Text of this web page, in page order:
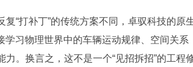
“打补丁”的传统方案不同，卓驭科技的原
习物理世界中的车辆运动规律、空间关系
。换言之，这不是一个“见招拆招”的工程